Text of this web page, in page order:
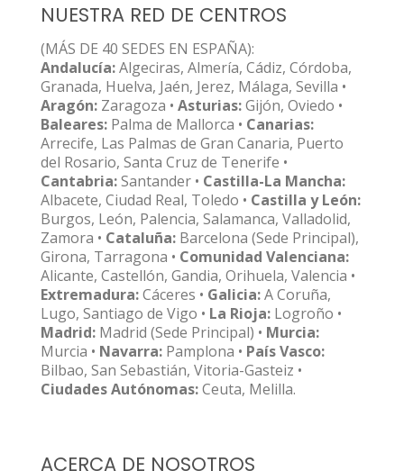
NUESTRA RED DE CENTROS
(MÁS DE 40 SEDES EN ESPAÑA):
Andalucía:Algeciras, Almería, Cádiz, Córdoba,
Granada, Huelva, Jaén, Jerez, Málaga, Sevilla •
Aragón: Zaragoza • Asturias:Gijón, Oviedo •
Baleares: Palma de Mallorca • Canarias:
Arrecife, Las Palmas de Gran Canaria, Puerto
del Rosario, Santa Cruz de Tenerife •
Cantabria:Santander • Castilla-La Mancha:
Albacete, Ciudad Real, Toledo • Castilla y León:
Burgos, León, Palencia, Salamanca, Valladolid,
Zamora • Cataluña: Barcelona (Sede Principal),
Girona, Tarragona • Comunidad Valenciana:
Alicante, Castellón, Gandia, Orihuela, Valencia •
Extremadura:Cáceres • Galicia:A Coruña,
Lugo, Santiago de Vigo • La Rioja: Logroño •
Madrid: Madrid (Sede Principal) • Murcia:
Murcia • Navarra: Pamplona • País Vasco:
Bilbao, San Sebastián, Vitoria-Gasteiz •
Ciudades Autónomas:Ceuta, Melilla.
ACERCA DE NOSOTROS